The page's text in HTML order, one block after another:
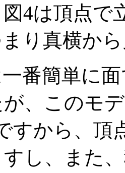
4は頂点で
り真横か
番簡単に
が、このモ
すから、頂
すし、また